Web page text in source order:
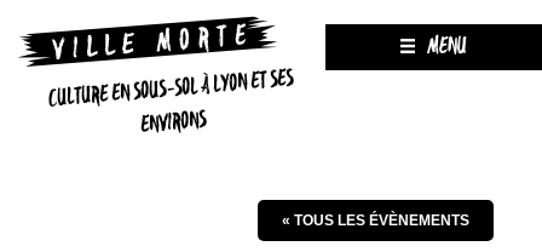
CULTURE EN SOUS-SOL À LYON ET SES
ENVIRONS
MENU
« TOUS LES ÉVÈNEMENTS